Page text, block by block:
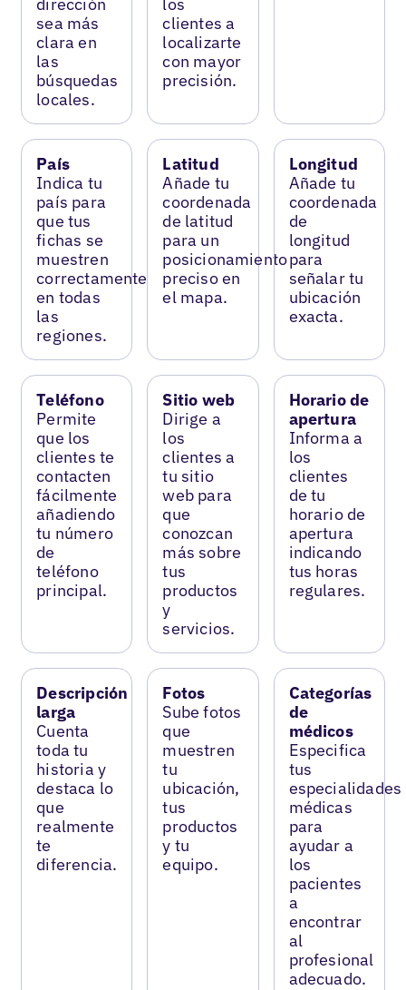
sea más
clara en
las
búsquedas
locales.
clientes a
localizarte
con mayor
precisión.
País
Indica tu
país para
que tus
fichas se
muestren
correctamente
en todas
las
regiones.
Latitud
Añade tu
coordenada
de latitud
para un
posicionamiento
preciso en
el mapa.
Longitud
Añade tu
coordenada
de
longitud
para
señalar tu
ubicación
exacta.
Teléfono
Permite
que los
clientes te
contacten
fácilmente
añadiendo
tu número
de
teléfono
principal.
Sitio web
Dirige a
los
clientes a
tu sitio
web para
que
conozcan
más sobre
tus
productos
y
servicios.
Horario de
apertura
Informa a
los
clientes
de tu
horario de
apertura
indicando
tus horas
regulares.
Descripción
larga
Cuenta
toda tu
historia y
destaca lo
que
realmente
te
diferencia.
Fotos
Sube fotos
que
muestren
tu
ubicación,
tus
productos
y tu
equipo.
Categorías
de
médicos
Especifica
tus
especialidades
médicas
para
ayudar a
los
pacientes
a
encontrar
al
profesional
adecuado.